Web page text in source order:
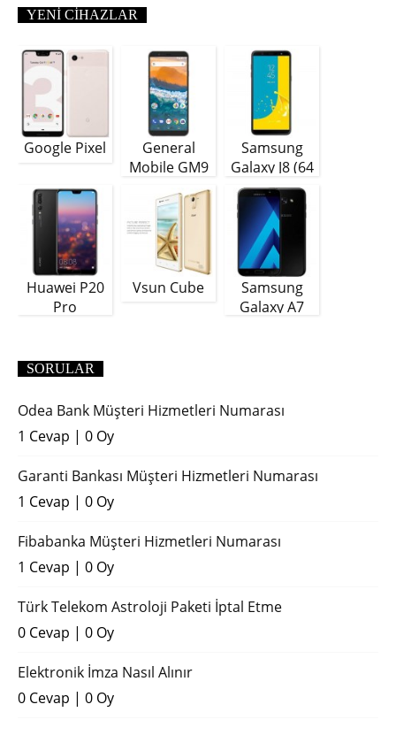
YENI CIHAZLAR
Google Pixel
General
Mobile GM9
Samsung
Galaxy J8 (64
GB)
Huawei P20
Pro
Vsun Cube
Samsung
Galaxy A7
SORULAR
Odea Bank Müşteri Hizmetleri Numarası
1 Cevap | 0 Oy
Garanti Bankası Müşteri Hizmetleri Numarası
1 Cevap | 0 Oy
Fibabanka Müşteri Hizmetleri Numarası
1 Cevap | 0 Oy
Türk Telekom Astroloji Paketi İptal Etme
0 Cevap | 0 Oy
Elektronik İmza Nasıl Alınır
0 Cevap | 0 Oy